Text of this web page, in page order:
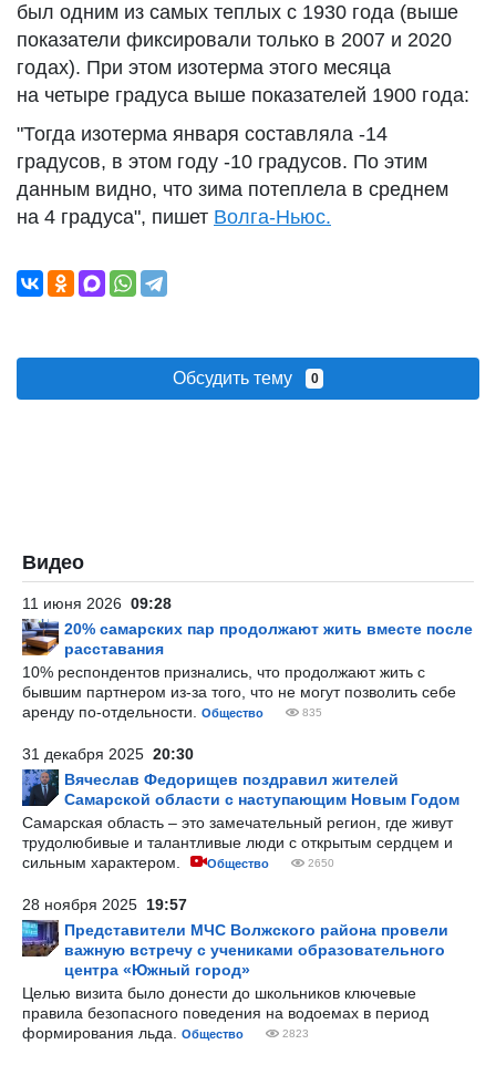
был одним из самых теплых с 1930 года (выше
показатели фиксировали только в 2007 и 2020
годах). При этом изотерма этого месяца
на четыре градуса выше показателей 1900 года:
"Тогда изотерма января составляла -14
градусов, в этом году -10 градусов. По этим
данным видно, что зима потеплела в среднем
на 4 градуса", пишет Волга-Ньюс.
Обсудить тему 0
Видео
11 июня 2026 09:28
20% самарских пар продолжают жить вместе после
расставания
10% респондентов признались, что продолжают жить с
бывшим партнером из-за того, что не могут позволить себе
аренду по-отдельности.
Общество 835
31 декабря 2025 20:30
Вячеслав Федорищев поздравил жителей
Самарской области с наступающим Новым Годом
Самарская область – это замечательный регион, где живут
трудолюбивые и талантливые люди с открытым сердцем и
сильным характером.
Общество 2650
28 ноября 2025 19:57
Представители МЧС Волжского района провели
важную встречу с учениками образовательного
центра «Южный город»
Целью визита было донести до школьников ключевые
правила безопасного поведения на водоемах в период
формирования льда.
Общество 2823